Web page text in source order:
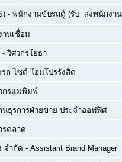
- พนักงานขับรถตู้ (รับ  ส่งพนักงา
นเชื่อม
- วิศวกรโยธา
ถ ไซต์ โฮมโปรรังสิต
กรแม่พิมพ์
นธุรการฝ่ายขาย ประจำออฟฟิศ
รตลาด
จำกัด - Assistant Brand Manager